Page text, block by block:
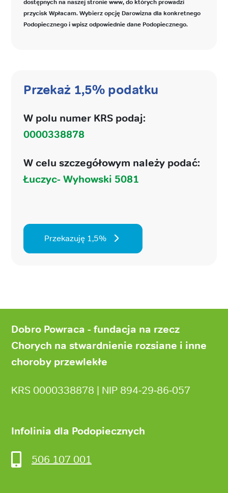
dostępnych na naszej stronie www, do których prowadzi
przycisk Wpłacam. Wybierz opcję Darowizna dla konkretnego
Podopiecznego i wpisz odpowiednie dane Podopiecznego.
Przekaż 1,5% podatku
W polu numer KRS podaj:
0000338878
W celu szczegółowym należy podać:
Łuczyc- Wyhowski 5081
Przekazuję 1,5%
stronyDobro Powraca - fundacja na rzecz
Chorych na stwardnienie rozsiane i inne
choroby przewlekłe
KRS 0000338878 | NIP 894‑29‑86‑057
Infolinia dla Podopiecznych
506 107 001